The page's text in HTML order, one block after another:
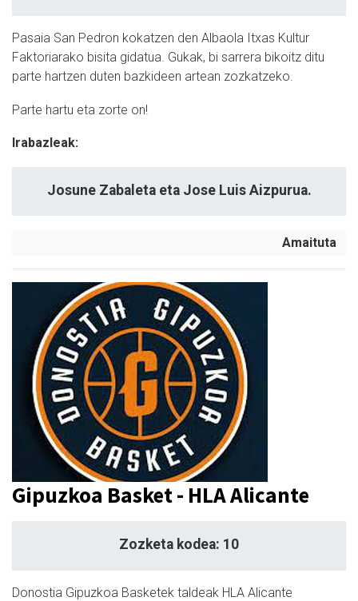
Pasaia San Pedron kokatzen den Albaola Itxas Kultur
Faktoriarako bisita gidatua. Gukak, bi sarrera bikoitz ditu
parte hartzen duten bazkideen artean zozkatzeko.
Parte hartu eta zorte on!
Irabazleak:
Josune Zabaleta eta Jose Luis Aizpurua.
Amaituta
Gipuzkoa Basket - HLA Alicante
Zozketa kodea: 10
Donostia Gipuzkoa Basketek taldeak HLA Alicante